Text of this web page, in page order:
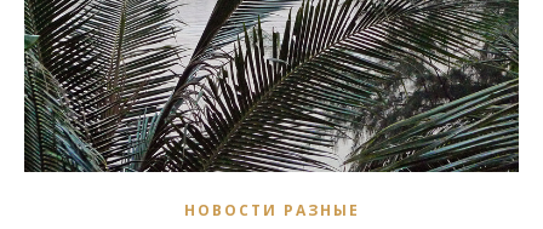
НОВОСТИ РАЗНЫЕ